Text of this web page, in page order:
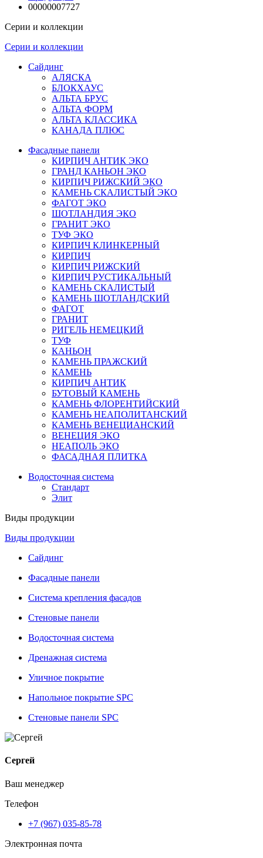
00000007727
Серии и коллекции
Серии и коллекции
Сайдинг
АЛЯСКА
БЛОКХАУС
АЛЬТА БРУС
АЛЬТА ФОРМ
АЛЬТА КЛАССИКА
КАНАДА ПЛЮС
Фасадные панели
КИРПИЧ АНТИК ЭКО
ГРАНД КАНЬОН ЭКО
КИРПИЧ РИЖСКИЙ ЭКО
КАМЕНЬ СКАЛИСТЫЙ ЭКО
ФАГОТ ЭКО
ШОТЛАНДИЯ ЭКО
ГРАНИТ ЭКО
ТУФ ЭКО
КИРПИЧ КЛИНКЕРНЫЙ
КИРПИЧ
КИРПИЧ РИЖСКИЙ
КИРПИЧ РУСТИКАЛЬНЫЙ
КАМЕНЬ СКАЛИСТЫЙ
КАМЕНЬ ШОТЛАНДСКИЙ
ФАГОТ
ГРАНИТ
РИГЕЛЬ НЕМЕЦКИЙ
ТУФ
КАНЬОН
КАМЕНЬ ПРАЖСКИЙ
КАМЕНЬ
КИРПИЧ АНТИК
БУТОВЫЙ КАМЕНЬ
КАМЕНЬ ФЛОРЕНТИЙСКИЙ
КАМЕНЬ НЕАПОЛИТАНСКИЙ
КАМЕНЬ ВЕНЕЦИАНСКИЙ
ВЕНЕЦИЯ ЭКО
НЕАПОЛЬ ЭКО
ФАСАДНАЯ ПЛИТКА
Водосточная система
Стандарт
Элит
Виды продукции
Виды продукции
Сайдинг
Фасадные панели
Система крепления фасадов
Стеновые панели
Водосточная система
Дренажная система
Уличное покрытие
Напольное покрытие SPC
Стеновые панели SPC
Сергей
Ваш менеджер
Телефон
+7 (967) 035-85-78
Электронная почта